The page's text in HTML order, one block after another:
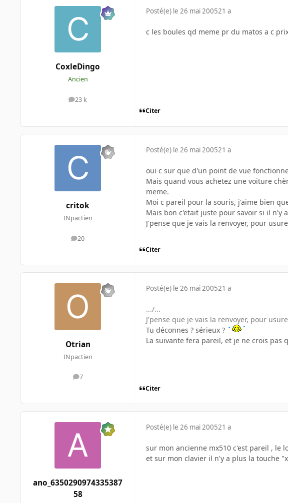
CoxleDingo
Ancien
23 k
messages
Posté(e) le 26 mai 200521 a
c les boules qd meme pr du matos a c
Citer
critok
INpactien
20
messages
Posté(e) le 26 mai 200521 a
oui c sur que d'un point de vue
Mais quand vous achetez une voiture
meme.
Moi c pareil pour la souris, j'aime bien
Mais bon c'etait juste pour savoir si il n'y
J'pense que je vais la renvoyer, pour
Citer
Otrian
INpactien
7
messages
Posté(e) le 26 mai 200521 a
.../...
J'pense que je vais la renvoyer, pour
Tu déconnes ? sérieux ?
La suivante fera pareil, et je ne crois pas
Citer
ano_6350290974335387
58
Posté(e) le 26 mai 200521 a
sur mon ancienne mx510 c'est pareil , le
et sur mon clavier il n'y a plus la touche